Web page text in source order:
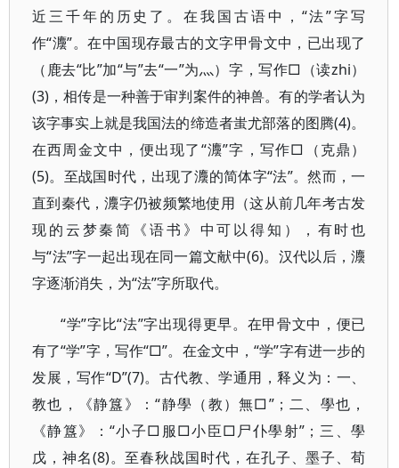
近三千年的历史了。在我国古语中，“法”字写
作“灋”。在中国现存最古的文字甲骨文中，已出现了
（鹿去“比”加“与”去“一”为灬）字，写作□（读zhi）
(3)，相传是一种善于审判案件的神兽。有的学者认为
该字事实上就是我国法的缔造者蚩尤部落的图腾(4)。
在西周金文中，便出现了“灋”字，写作□（克鼎）
(5)。至战国时代，出现了灋的简体字“法”。然而，一
直到秦代，灋字仍被频繁地使用（这从前几年考古发
现的云梦秦简《语书》中可以得知），有时也
与“法”字一起出现在同一篇文献中(6)。汉代以后，灋
字逐渐消失，为“法”字所取代。
“学”字比“法”字出现得更早。在甲骨文中，便已
有了“学”字，写作“□”。在金文中，“学”字有进一步的
发展，写作“D”(7)。古代教、学通用，释义为：一、
教也，《静簋》：“静學（教）無□”；二、學也，
《静簋》：“小子□服□小臣□尸仆學射”；三、學
戊，神名(8)。至春秋战国时代，在孔子、墨子、荀